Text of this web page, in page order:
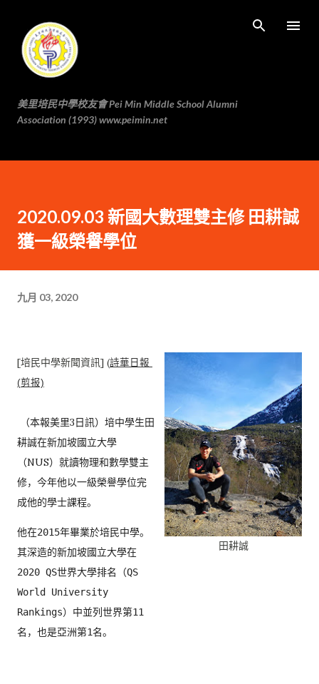
美里培民中學校友會 Pei Min Middle School Alumni
Association (1993) www.peimin.net
2020.09.03 新國大數理雙主修 田耕誠
獲一級榮譽學位
九月 03, 2020
田耕誠
[培民中學新聞資訊] (詩華日報
（本報美里3日訊）培中學生田
耕誠在新加坡國立大學
（NUS） 就讀物理和數學雙主
修，今年他以一級榮譽學位完
成他的學士課程。
他在2015年畢業於培民中學。
其深造的新加坡國立大學在
2020 QS世界大學排名（QS
World University
Rankings）中並列世界第11
名，也是亞洲第1名。